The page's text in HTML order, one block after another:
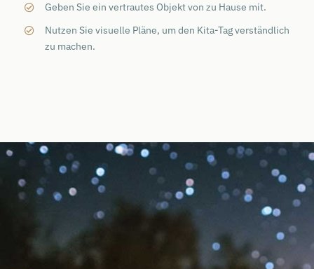
Geben Sie ein vertrautes Objekt von zu Hause mit.
Nutzen Sie visuelle Pläne, um den Kita-Tag verständlich
zu machen.